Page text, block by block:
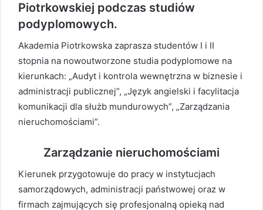
Piotrkowskiej podczas studiów
podyplomowych.
Akademia Piotrkowska zaprasza studentów I i II
stopnia na nowoutworzone studia podyplomowe na
kierunkach: „Audyt i kontrola wewnętrzna w biznesie i
administracji publicznej”, „Język angielski i facylitacja
komunikacji dla służb mundurowych”, „Zarządzania
nieruchomościami”.
Zarządzanie nieruchomościami
Kierunek przygotowuje do pracy w instytucjach
samorządowych, administracji państwowej oraz w
firmach zajmujących się profesjonalną opieką nad